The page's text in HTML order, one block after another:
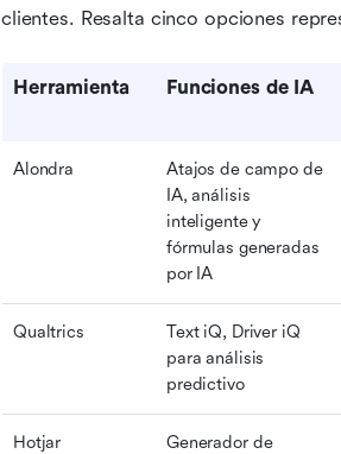
clientes. Resalta cinco opciones
Herramienta Funciones de IA
Alondra
Atajos de campo de
IA, análisis
inteligente y
fórmulas generadas
por IA
Qualtrics
Text iQ, Driver iQ
para análisis
predictivo
Hotjar
Generador de